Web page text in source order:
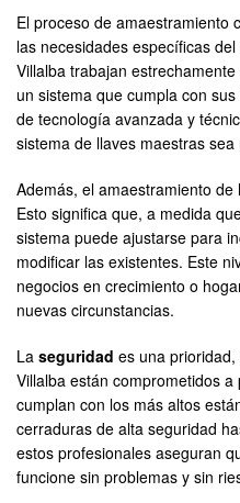
El proceso de amaestramiento
las necesidades específicas
Villalba trabajan
un sistema que cumpla con
de tecnología avanzada y
sistema de llaves maestras
Además, el amaestramiento
Esto significa que, a medida
sistema puede ajustarse para
modificar las existentes. Este
negocios en crecimiento o
nuevas circunstancias.
La seguridad es una
Villalba están comprometidos
cumplan con los más altos
cerraduras de alta seguridad
estos profesionales aseguran
funcione sin problemas y sin